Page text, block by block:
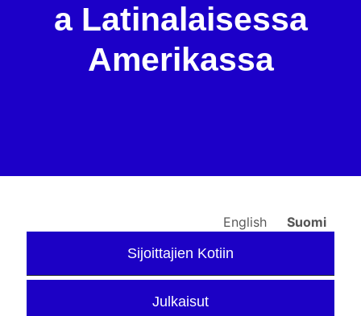
a Latinalaisessa
Amerikassa
English
Suomi
Sijoittajien Kotiin
Julkaisut